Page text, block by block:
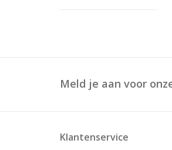
Meld je aan voor
Klantenservice